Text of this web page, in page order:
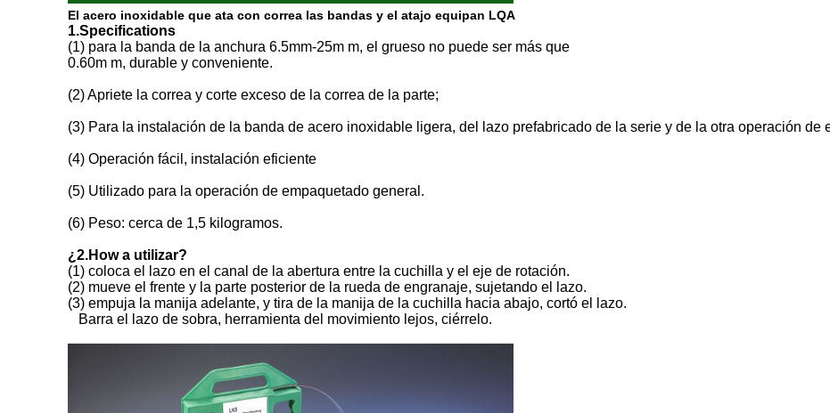
El acero inoxidable que ata con correa las bandas y el atajo equipan LQA
1.Specifications
(1) para la banda de la anchura 6.5mm-25m m, el grueso no puede ser más que
0.60m m, durable y conveniente.
(2) Apriete la correa y corte exceso de la correa de la parte;
(3) Para la instalación de la banda de acero inoxidable ligera, del lazo prefabricado de la serie y de la otra operación de
(4) Operación fácil, instalación eficiente
(5) Utilizado para la operación de empaquetado general.
(6) Peso: cerca de 1,5 kilogramos.
¿2.How a utilizar?
(1) coloca el lazo en el canal de la abertura entre la cuchilla y el eje de rotación.
(2) mueve el frente y la parte posterior de la rueda de engranaje, sujetando el lazo.
(3) empuja la manija adelante, y tira de la manija de la cuchilla hacia abajo, cortó el lazo.
Barra el lazo de sobra, herramienta del movimiento lejos, ciérrelo.